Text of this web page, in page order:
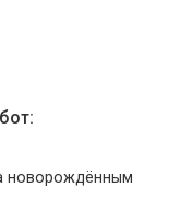
новорождённым